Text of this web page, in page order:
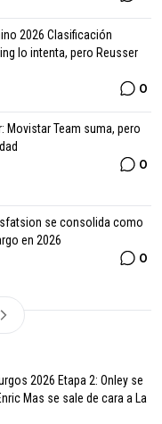
2026 Clasificación
lo intenta, pero Reusser
0
Movistar Team suma, pero
0
se consolida como
en 2026
0
2026 Etapa 2: Onley se
Mas se sale de cara a La